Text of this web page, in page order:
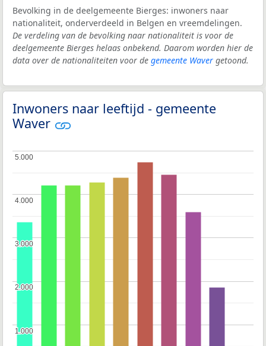
Bevolking in de deelgemeente Bierges: inwoners naar
nationaliteit, onderverdeeld in Belgen en vreemdelingen.
De verdeling van de bevolking naar nationaliteit is voor de
deelgemeente Bierges helaas onbekend. Daarom worden hier de
data over de nationaliteiten voor de gemeente Waver getoond.
Inwoners naar leeftijd - gemeente
Waver
1.000
1.000
2.000
2.000
3.000
3.000
4.000
4.000
5.000
5.000